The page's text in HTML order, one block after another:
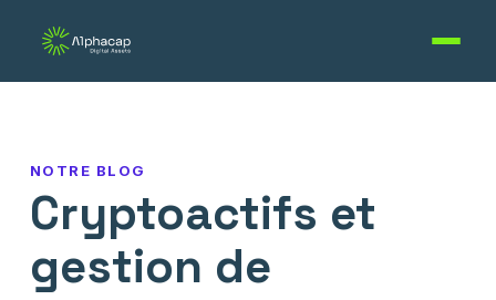
NOTRE BLOG
Cryptoactifs et
gestion de